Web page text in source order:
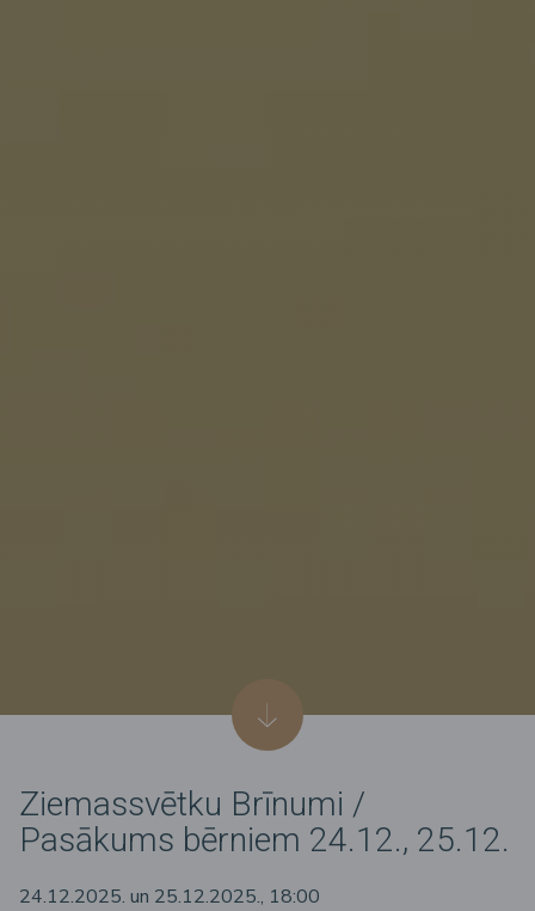
Ziemassvētku Brīnumi /
Pasākums bērniem 24.12., 25.12.
24.12.2025. un 25.12.2025., 18:00